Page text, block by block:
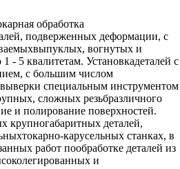
обработка
подверженных деформации, с
вогнутых и
- 5 квалитетам. Установкадеталей с
с большим числом
специальным инструментом
сложных резьбразличного
и полирование поверхностей.
крупногабаритных деталей,
карусельных станках, в
работ пообработке деталей из
и